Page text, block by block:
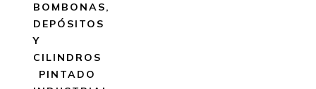
BOMBONAS,
DEPÓSITOS
Y
CILINDROS
PINTADO